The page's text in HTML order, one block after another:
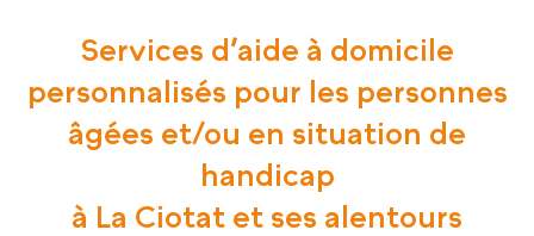
Services d’aide à domicile
personnalisés pour les personnes
âgées et/ou en situation de
handicap
à La Ciotat et ses alentours